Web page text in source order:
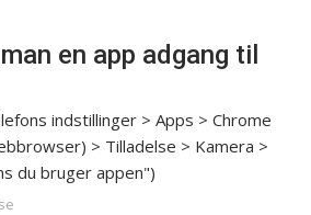
en app adgang til
indstillinger > Apps > Chrome
> Tilladelse > Kamera >
du bruger appen")